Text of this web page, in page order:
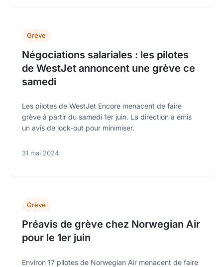
Grève
Négociations salariales : les pilotes
de WestJet annoncent une grève ce
samedi
Les pilotes de WestJet Encore menacent de faire
grève à partir du samedi 1er juin. La direction a émis
un avis de lock-out pour minimiser.
31 mai 2024
Grève
Préavis de grève chez Norwegian Air
pour le 1er juin
Environ 17 pilotes de Norwegian Air menacent de faire